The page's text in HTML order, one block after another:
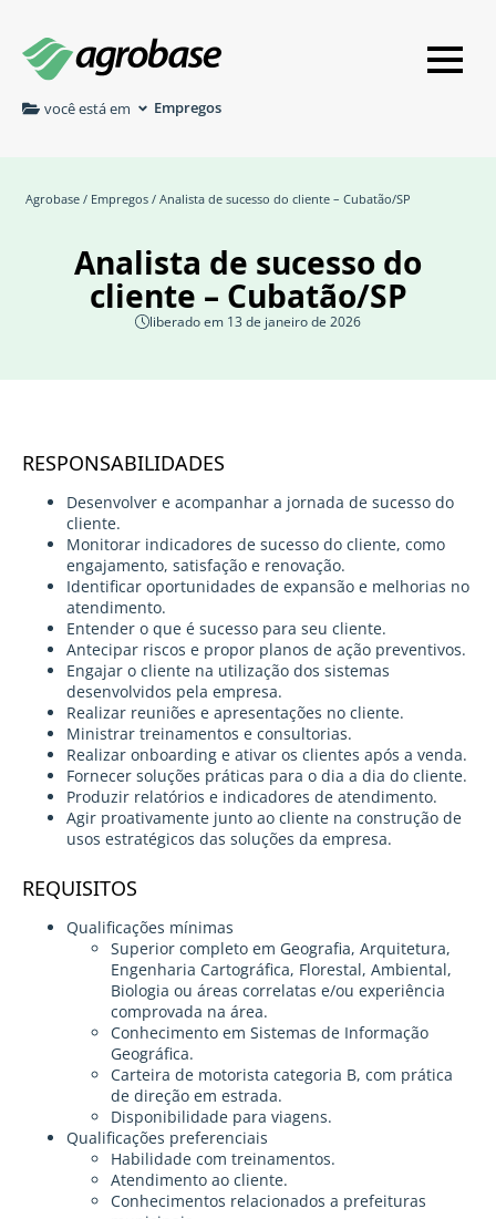
você está em Empregos
Agrobase / Empregos / Analista de sucesso do cliente – Cubatão/SP
Analista de sucesso do
cliente – Cubatão/SP
liberado em 13 de janeiro de 2026
RESPONSABILIDADES
Desenvolver e acompanhar a jornada de sucesso do
cliente.
Monitorar indicadores de sucesso do cliente, como
engajamento, satisfação e renovação.
Identificar oportunidades de expansão e melhorias no
atendimento.
Entender o que é sucesso para seu cliente.
Antecipar riscos e propor planos de ação preventivos.
Engajar o cliente na utilização dos sistemas
desenvolvidos pela empresa.
Realizar reuniões e apresentações no cliente.
Ministrar treinamentos e consultorias.
Realizar onboarding e ativar os clientes após a venda.
Fornecer soluções práticas para o dia a dia do cliente.
Produzir relatórios e indicadores de atendimento.
Agir proativamente junto ao cliente na construção de
usos estratégicos das soluções da empresa.
REQUISITOS
Qualificações mínimas
Superior completo em Geografia, Arquitetura,
Engenharia Cartográfica, Florestal, Ambiental,
Biologia ou áreas correlatas e/ou experiência
comprovada na área.
Conhecimento em Sistemas de Informação
Geográfica.
Carteira de motorista categoria B, com prática
de direção em estrada.
Disponibilidade para viagens.
Qualificações preferenciais
Habilidade com treinamentos.
Atendimento ao cliente.
Conhecimentos relacionados a prefeituras